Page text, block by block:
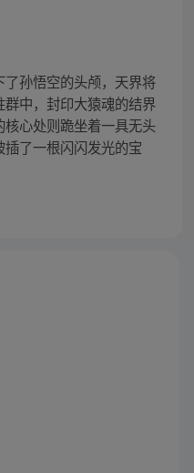
孙悟空的头颅，天界将
中，封印大猿魂的结界
心处则跪坐着一具无头
了一根闪闪发光的宝